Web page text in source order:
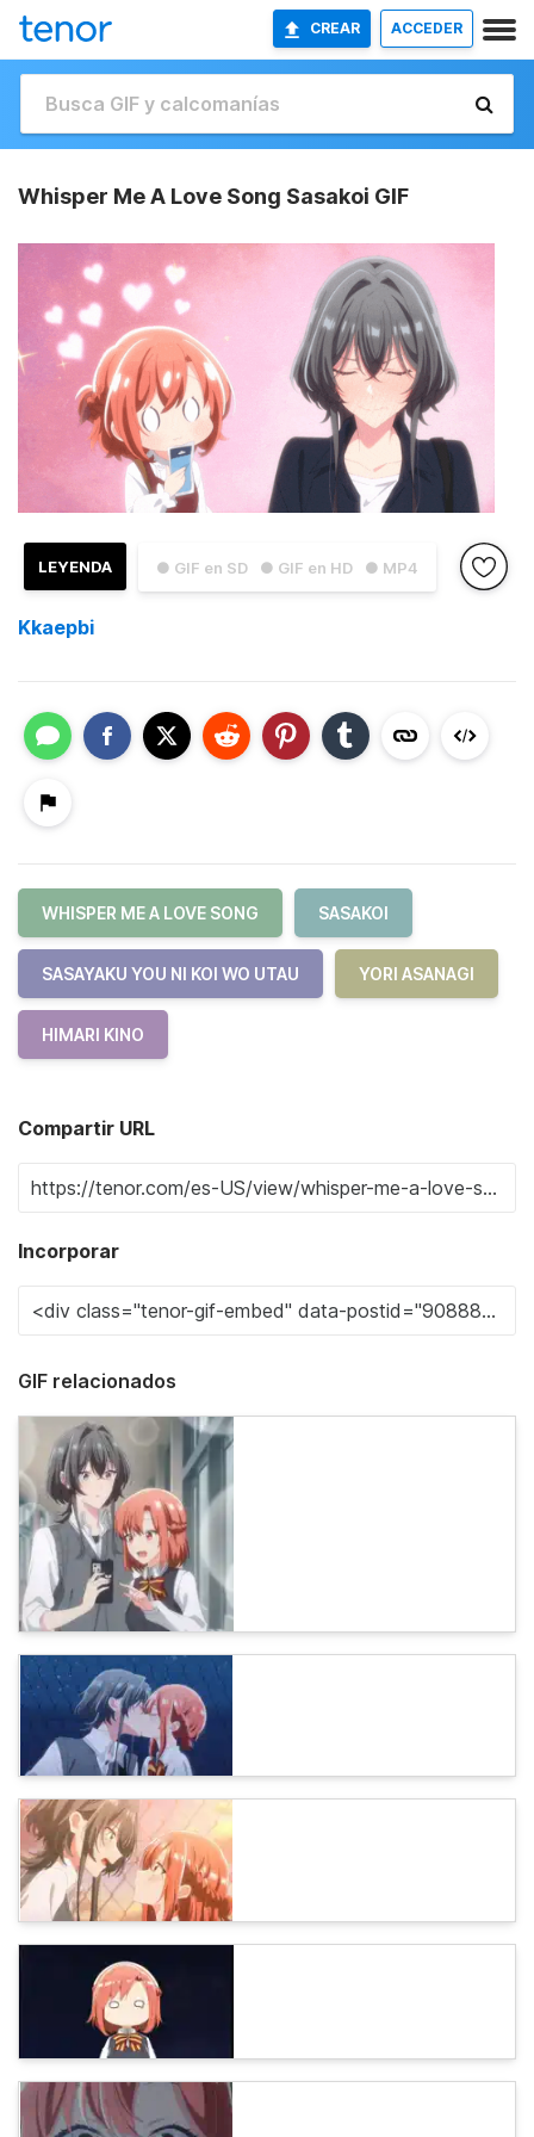
CREAR ACCEDER
Whisper Me A Love Song Sasakoi GIF
● GIF en SD ● GIF en HD ● MP4
LEYENDA
Kkaepbi
WHISPER ME A LOVE SONG SASAKOI
SASAYAKU YOU NI KOI WO UTAU YORI ASANAGI
HIMARI KINO
Compartir URL
Incorporar
GIF relacionados